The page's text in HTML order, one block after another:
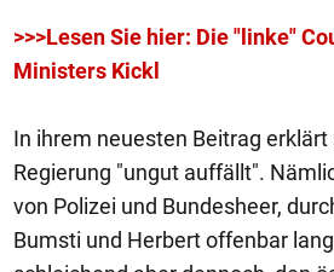
>>>Lesen Sie hier: Die "linke"
Ministers Kickl
In ihrem neuesten Beitrag erklärt
Regierung "ungut auffällt".
von Polizei und Bundesheer,
Bumsti und Herbert offenbar